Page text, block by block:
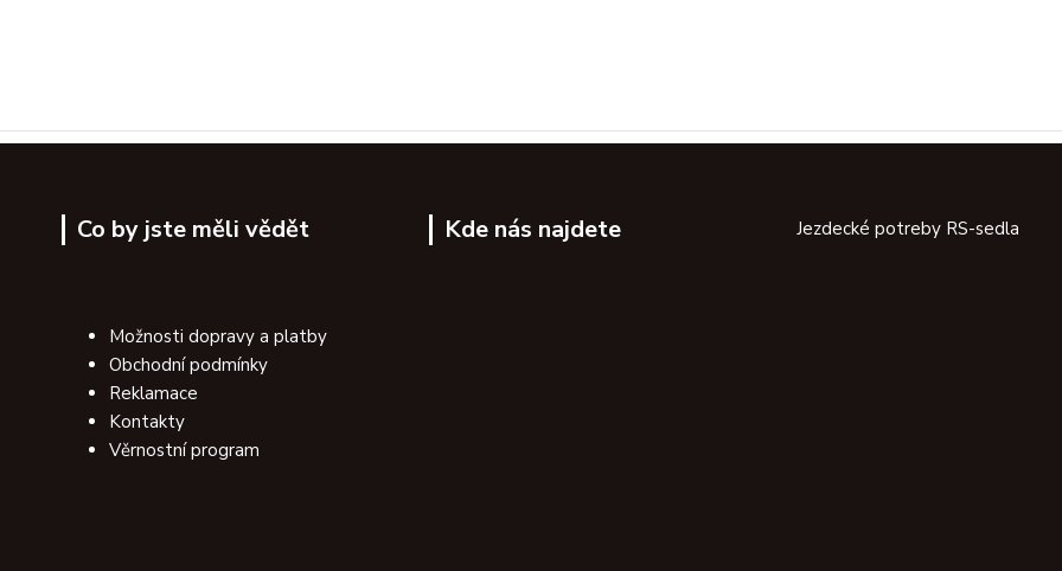
Co by jste měli vědět
Možnosti dopravy a platby
Obchodní podmínky
Reklamace
Kontakty
Věrnostní program
Kde nás najdete Jezdecké potreby RS-sedla